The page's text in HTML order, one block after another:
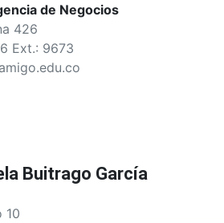
de Negocios
426
Ext.: 9673
Buitrago García
10